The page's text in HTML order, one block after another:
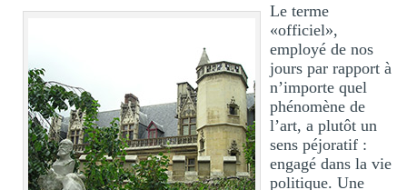
Le terme
«officiel»,
employé de nos
jours par rapport à
n’importe quel
phénomène de
l’art, a plutôt un
sens péjoratif :
engagé dans la vie
politique. Une